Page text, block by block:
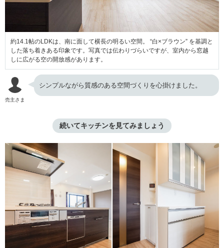
約14.1帖のLDKは、南に面して横長の明るい空間。 “白×ブラウン” を基調と
した落ち着きある印象です。写真では伝わりづらいですが、室内から窓越
しに広がる空の開放感があります。
売主さま
シンプルながら質感のある空間づくりを心掛けました。
続いてキッチンを見てみましょう